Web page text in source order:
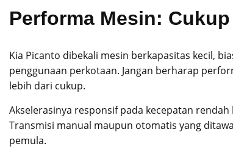
Performa Mesin:
Kia Picanto dibekali mesin berkapasitas kecil,
penggunaan perkotaan. Jangan berharap
lebih dari cukup.
Akselerasinya responsif pada kecepatan
Transmisi manual maupun otomatis yang
pemula.